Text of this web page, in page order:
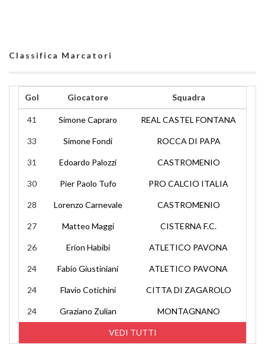
Classifica Marcatori
Gol Giocatore Squadra
VEDI TUTTI
41 Simone Capraro REAL CASTEL FONTANA
33 Simone Fondi ROCCA DI PAPA
31 Edoardo Palozzi CASTROMENIO
30 Pier Paolo Tufo PRO CALCIO ITALIA
28 Lorenzo Carnevale CASTROMENIO
27 Matteo Maggi CISTERNA F.C.
26 Erion Habibi ATLETICO PAVONA
24 Fabio Giustiniani ATLETICO PAVONA
24 Flavio Cotichini CITTA DI ZAGAROLO
24 Graziano Zulian MONTAGNANO